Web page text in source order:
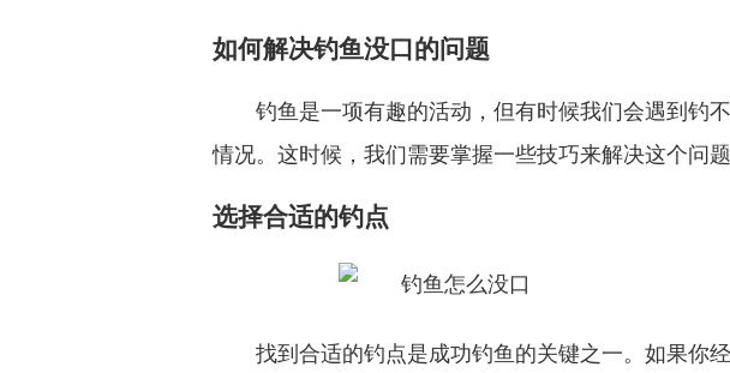
如何解决钓鱼没口的问题
钓鱼是一项有趣的活动，但有时候我们会遇到钓
情况。这时候，我们需要掌握一些技巧来解决这个问题
选择合适的钓点
找到合适的钓点是成功钓鱼的关键之一。如果你